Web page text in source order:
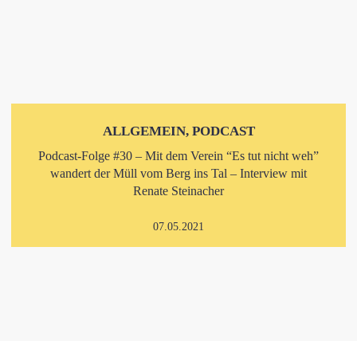
ALLGEMEIN, PODCAST
Podcast-Folge #30 – Mit dem Verein “Es tut nicht weh”
wandert der Müll vom Berg ins Tal – Interview mit
Renate Steinacher
07.05.2021